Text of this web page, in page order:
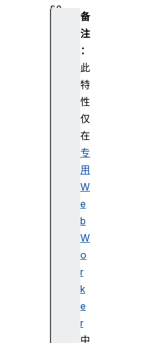
备
注
：
此
特
性
仅
在
专
用
W
e
b
W
o
r
k
e
r
中
se